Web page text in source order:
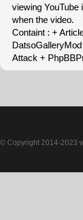
viewing YouTube
when the video.
Containt : +
Attack +
© Copyright 2014-2023